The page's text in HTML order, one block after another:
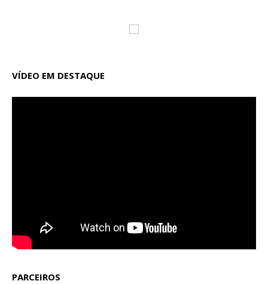
VÍDEO EM DESTAQUE
PARCEIROS